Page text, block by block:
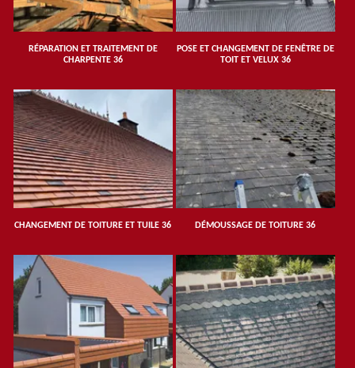
RÉPARATION ET TRAITEMENT DE
CHARPENTE 36
POSE ET CHANGEMENT DE FENÊTRE DE
TOIT ET VELUX 36
CHANGEMENT DE TOITURE ET TUILE 36 DÉMOUSSAGE DE TOITURE 36